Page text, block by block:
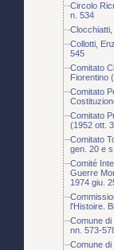
Circolo
n. 534
Collotti,
545
Comitato
Fiorentino
Comitato
Comitato
(1952 ott.
Comitato
gen. 20 e
Comité
Guerre
1974 giu.
l'Histoire.
Comune di
nn. 573-
Comune